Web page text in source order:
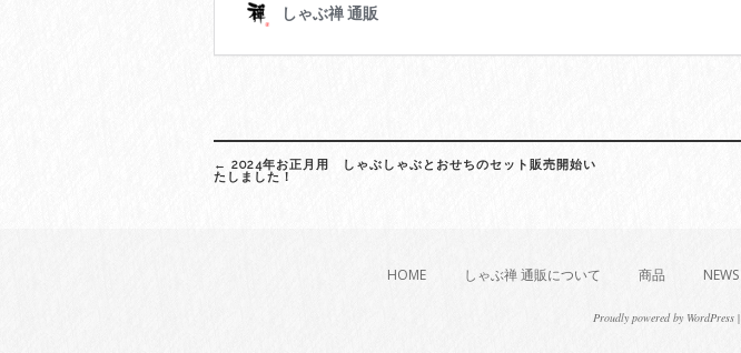
navigation
← 2024年お正月用 しゃぶしゃぶとおせちのセット販売開始い
たしました！
HOME しゃぶ禅 通販について 商品 NEWS
Proudly powered by WordPress |